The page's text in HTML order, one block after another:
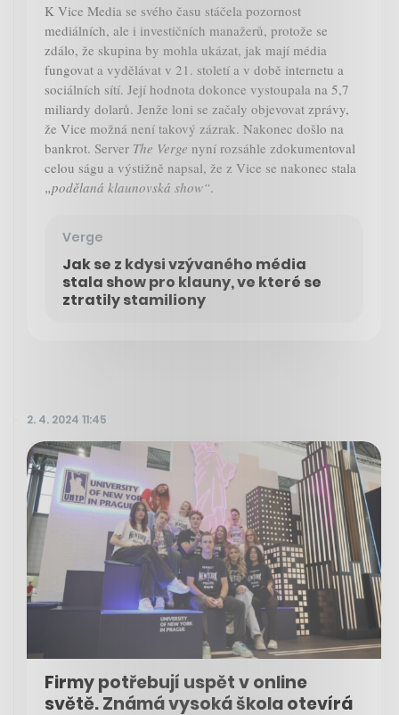
K Vice Media se svého času stáčela pozornost
mediálních, ale i investičních manažerů, protože se
zdálo, že skupina by mohla ukázat, jak mají média
fungovat a vydělávat v 21. století a v době internetu a
sociálních sítí. Její hodnota dokonce vystoupala na 5,7
miliardy dolarů. Jenže loni se začaly objevovat zprávy,
že Vice možná není takový zázrak. Nakonec došlo na
bankrot. Server The Verge nyní rozsáhle zdokumentoval
celou ságu a výstižně napsal, že z Vice se nakonec stala
„podělaná klaunovská show“.
Verge
Jak se z kdysi vzývaného média
stala show pro klauny, ve které se
ztratily stamiliony
2. 4. 2024 11:45
Firmy potřebují uspět v online
světě. Známá vysoká škola otevírá